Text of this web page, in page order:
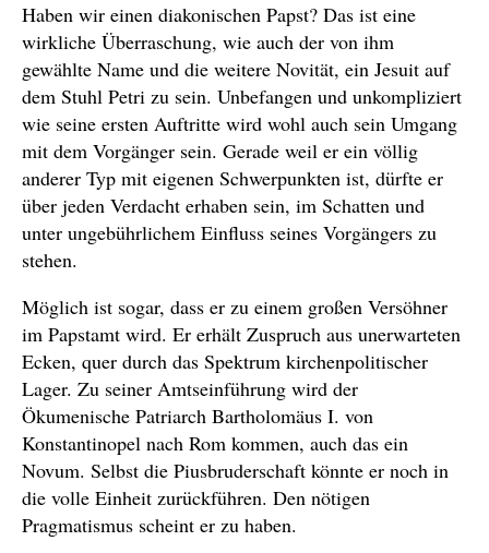
Haben wir einen diakonischen Papst? Das ist eine
wirkliche Überraschung, wie auch der von ihm
gewählte Name und die weitere Novität, ein Jesuit auf
dem Stuhl Petri zu sein. Unbefangen und unkompliziert
wie seine ersten Auftritte wird wohl auch sein Umgang
mit dem Vorgänger sein. Gerade weil er ein völlig
anderer Typ mit eigenen Schwerpunkten ist, dürfte er
über jeden Verdacht erhaben sein, im Schatten und
unter ungebührlichem Einfluss seines Vorgängers zu
stehen.
Möglich ist sogar, dass er zu einem großen Versöhner
im Papstamt wird. Er erhält Zuspruch aus unerwarteten
Ecken, quer durch das Spektrum kirchenpolitischer
Lager. Zu seiner Amtseinführung wird der
Ökumenische Patriarch Bartholomäus I. von
Konstantinopel nach Rom kommen, auch das ein
Novum. Selbst die Piusbruderschaft könnte er noch in
die volle Einheit zurückführen. Den nötigen
Pragmatismus scheint er zu haben.